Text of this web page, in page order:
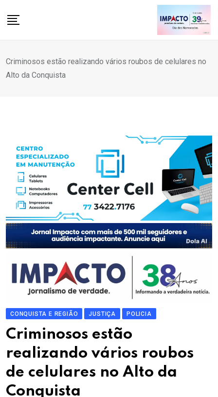
Criminosos estão realizando vários roubos de celulares no
Alto da Conquista
CONQUISTA E REGIÃO JUSTIÇA POLICIA
Criminosos estão
realizando vários roubos
de celulares no Alto da
Conquista